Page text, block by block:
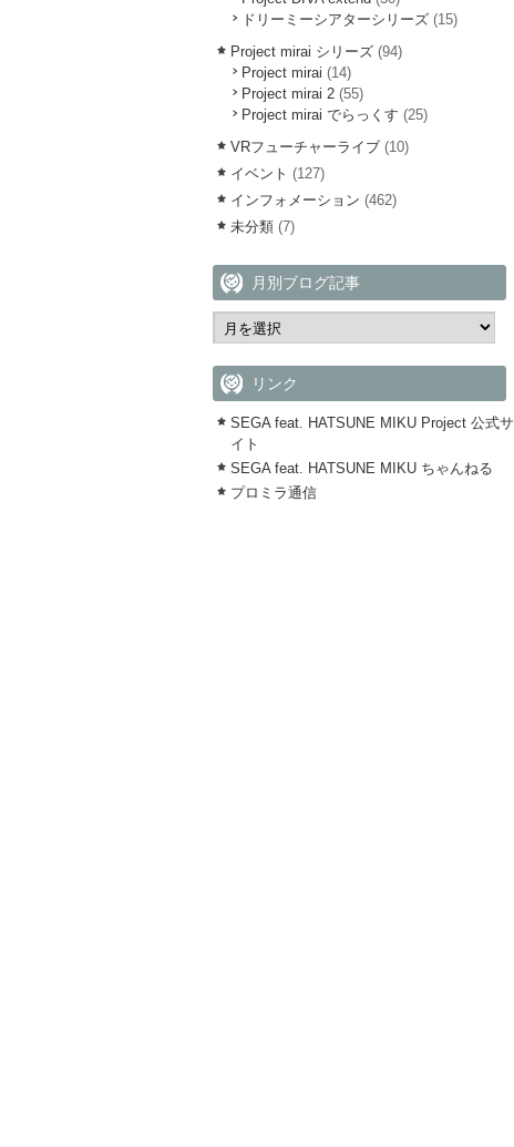
ドリーミーシアターシリーズ (15)
Project mirai シリーズ (94)
Project mirai (14)
Project mirai 2 (55)
Project mirai でらっくす (25)
VRフューチャーライブ (10)
イベント (127)
インフォメーション (462)
未分類 (7)
月別ブログ記事
リンク
SEGA feat. HATSUNE MIKU Project 公式サ
イト
SEGA feat. HATSUNE MIKU ちゃんねる
プロミラ通信